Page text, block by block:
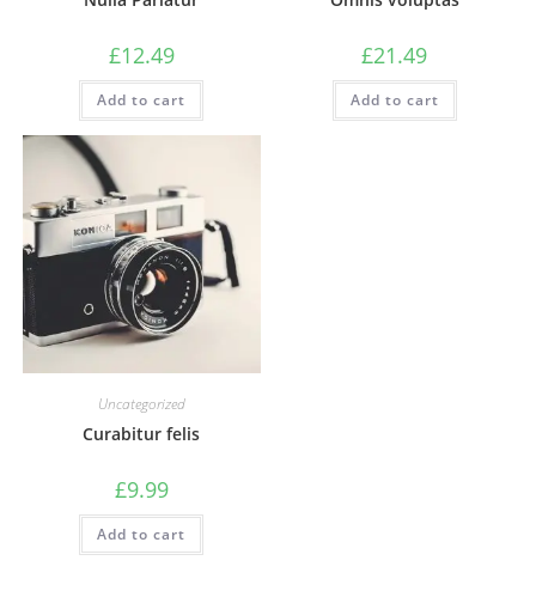
£12.49
Add to cart
£21.49
Add to cart
Uncategorized
Curabitur felis
£9.99
Add to cart